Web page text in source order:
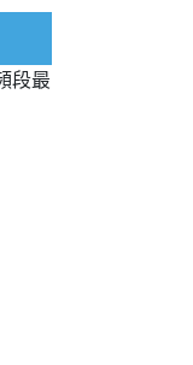
段最